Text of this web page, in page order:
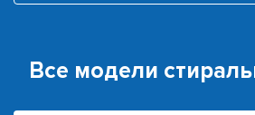
Все модели